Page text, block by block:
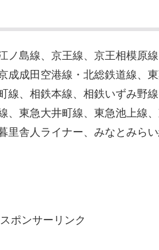
ノ島線、京王線、京王相模原
成成田空港線・北総鉄道線、
、相鉄本線、相鉄いずみ野線
、東急大井町線、東急池上線
里舎人ライナー、みなとみら
スポンサーリンク